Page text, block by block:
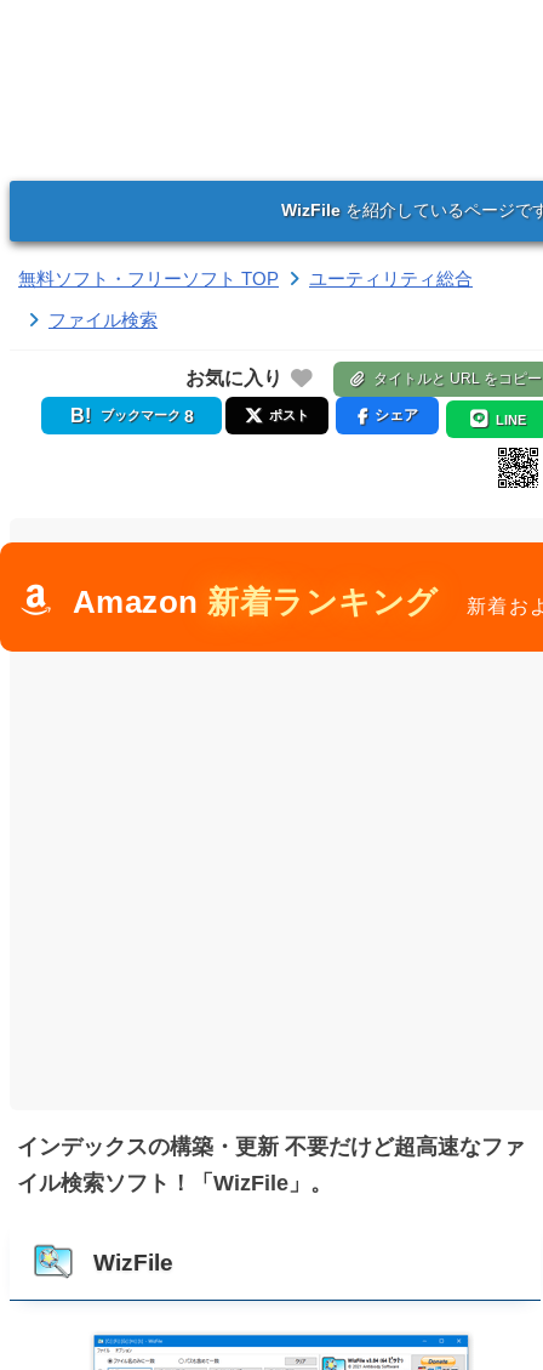
WizFileを紹介しているページで
無料ソフト・フリーソフト TOP
ユーティリティ総合
ファイル検索
お気に入り タイトルと URL をコピー
ブックマーク 8 ポスト シェア LINE
Amazon 新着ランキング 新着お
インデックスの構築・更新 不要だけど超高速なファ
イル検索ソフト！「WizFile」。
WizFile